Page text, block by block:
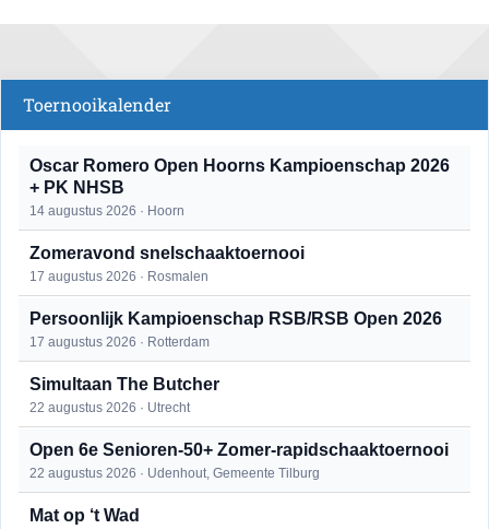
Toernooikalender
Oscar Romero Open Hoorns Kampioenschap 2026
+ PK NHSB
14 augustus 2026 · Hoorn
Zomeravond snelschaaktoernooi
17 augustus 2026 · Rosmalen
Persoonlijk Kampioenschap RSB/RSB Open 2026
17 augustus 2026 · Rotterdam
Simultaan The Butcher
22 augustus 2026 · Utrecht
Open 6e Senioren-50+ Zomer-rapidschaaktoernooi
22 augustus 2026 · Udenhout, Gemeente Tilburg
Mat op ‘t Wad